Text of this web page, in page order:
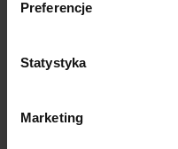
Preferencje
Statystyka
Marketing